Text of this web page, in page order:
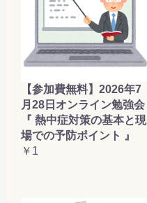
【参加費無料】2026年7
月28日オンライン勉強会
『 熱中症対策の基本と現
場での予防ポイント 』
￥1